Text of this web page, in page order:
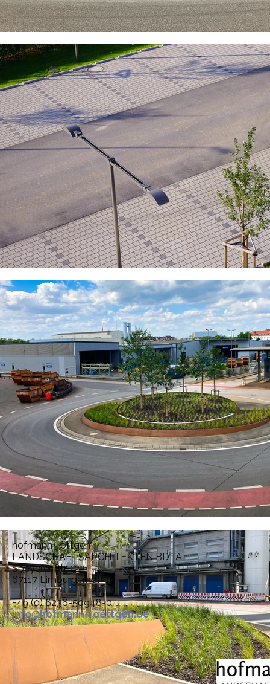
hofmann_röttgen
LANDSCHAFTSARCHITEKTEN BDLA
Speyerer Str. 123
67117 Limburgerhof
+49 (0) 6236-50948-0
info@hofmann-roettgen.de